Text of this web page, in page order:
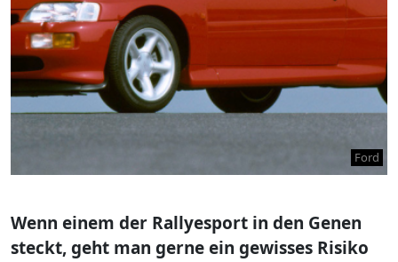
Ford
Wenn einem der Rallyesport in den Genen
steckt, geht man gerne ein gewisses Risiko